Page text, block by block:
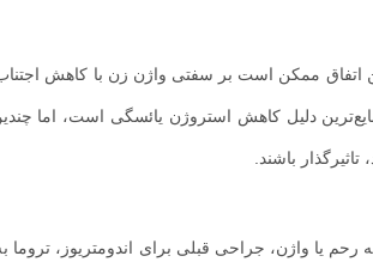
ممکن است بر سفتی واژن زن با کاهش اجتناب
دلیل کاهش استروژن یائسگی است، اما
باشند.
واژن، جراحی قبلی برای اندومتریوز، تروما به